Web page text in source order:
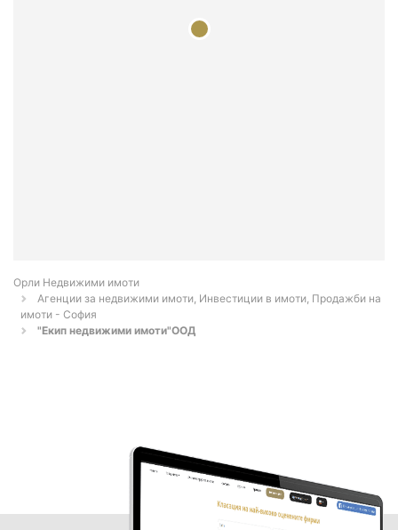
Орли Недвижими имоти
Агенции за недвижими имоти, Инвестиции в имоти, Продажби на
имоти - София
"Екип недвижими имоти"ООД